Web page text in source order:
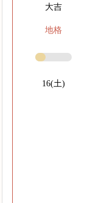
大吉
地格
16(土)